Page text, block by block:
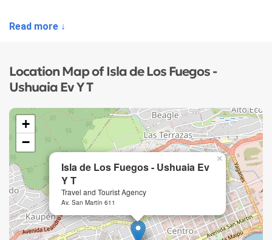
Read more ↓
Location Map of Isla de Los Fuegos -
Ushuaia Ev Y T
Isla de Los Fuegos - Ushuaia Ev
Y T
Travel and Tourist Agency
Av. San Martín 611
×
+
−